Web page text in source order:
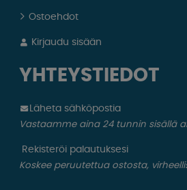
Ostoehdot
Kirjaudu sisään
YHTEYSTIEDOT
Läheta sähköpostia
Vastaamme aina 24 tunnin sisällä
Rekisteröi palautuksesi
Koskee peruutettua ostosta,